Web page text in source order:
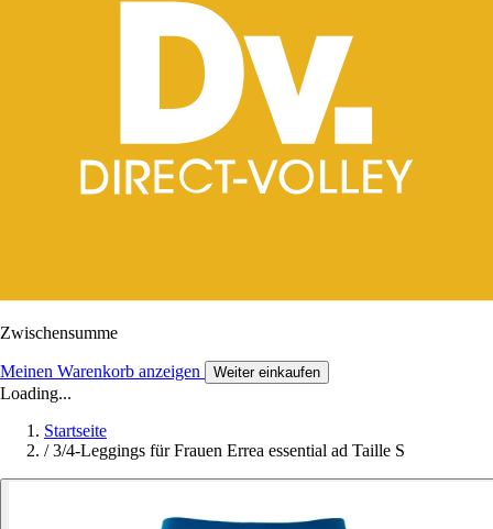
Zwischensumme
Meinen Warenkorb anzeigen Weiter einkaufen
Loading...
Startseite
/ 3/4-Leggings für Frauen Errea essential ad Taille S